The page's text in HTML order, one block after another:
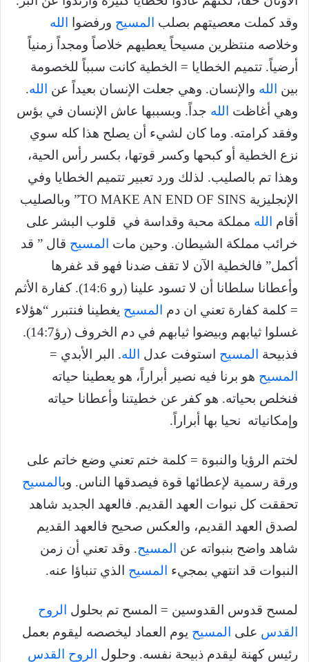
وقد كملت معصيتهم بصلب
المسيح ورفضوا
الله
وخلاصه منتظرين مسيحاً يعطيهم خلاصاً ومجداً زمنياً
أرضياً. تتميم الخطايا = الخطية كانت سبباً للخصومة
بين
الله والإنسان. وهي جعلت الإنسان بعيداً عن الله.
وهي أغاظت
الله جداً. وبسببها عاش الإنسان في بؤس
وفقد كرامته. وما كان لشيء أن يصلح هذا كله سوي
نزع الخطية أو كبحها وكسر قوتها، بكسر رأس الحية،
وهذا تم بالصليب. لذلك ورد تعبير تتميم الخطايا وفي
الإنجليزية TO MAKE AN END OF SINS” وبالصليب
أقام
الله مملكة محبة وقداسة في قلوب البشر على
خرائب مملكة الشيطان. وحين مات
المسيح قال ” قد
أكمل” فالخطية الآن لا تقف ضدنا فهو قد غفرها
وأعطانا سلطانا أن لا تسود علينا (رو 14:6). كفارة الأثم
= كلمة كفارة تعني ان دم
المسيح يغطينا فنتبرر “هؤلاء
غسلوا ثيابهم وبيضوا ثيابهم في دم الخروف (رؤ14:7).
فذبيحة
المسيح استوفت عدل الله. البر الأبدي =
المسيح هو برنا فيه نصير أبراراً، هو يعطينا حياته
فنخلص بحياته. هو كفر عن خطيتنا وأعطانا حياته
وإمكانياته نحيا بها أبراراً.
لختم الرؤيا والنبوة = كلمة ختم تعني وضع خاتم على
ورقة رسمية لإعطائها قوة فيصدقها الناس. وبالمسيح
تحققت كل نبوات العهد القديم. فالعهد الجديد شاهد
لصدق العهد القديم، والعكس صحيح فالعهد القديم
شاهد واضح بنبواته عن
المسيح. وقد تعني أن زمن
النبوات قد انتهي بمجيء
المسيح الذي تنباؤا عنه.
لمسح قدوس القدوسين = المسح تم بحلول
الروح
القدس على المسيح يوم العماد ليخصصه ليقوم بعمل
رئيس كهنة ليقدم ذبيحة نفسه. وحلول
الروح القدس